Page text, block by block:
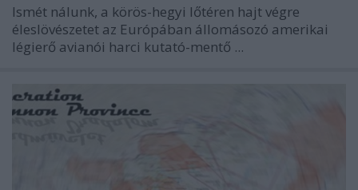
Ismét nálunk, a körös-hegyi lőtéren hajt végre
éleslövészetet az Európában állomásozó amerikai
légierő avianói harci kutató-mentő ...